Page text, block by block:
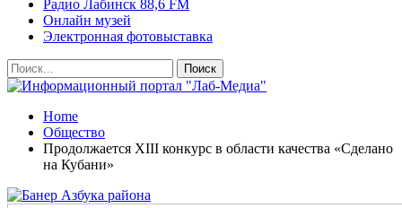
Радио Лабинск 88,6 FM
Онлайн музей
Электронная фотовыставка
Home
Общество
Продолжается XIII конкурс в области качества «Сделано
на Кубани»